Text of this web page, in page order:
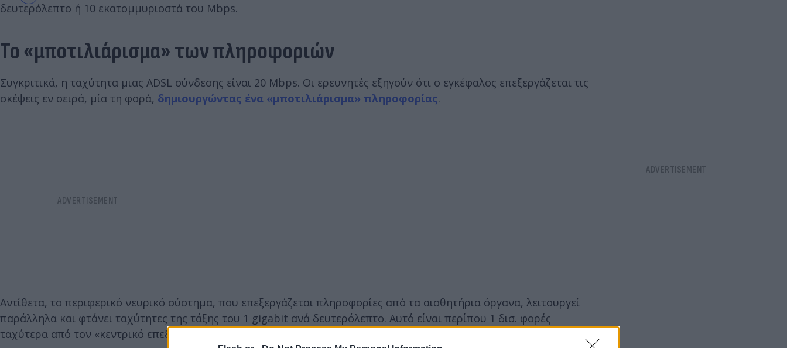
δευτερόλεπτο ή 10 εκατομμυριοστά του Mbps.
Το «μποτιλιάρισμα» των πληροφοριών
Συγκριτικά, η ταχύτητα μιας ADSL σύνδεσης είναι 20 Mbps. Οι ερευνητές εξηγούν ότι ο εγκέφαλος επεξεργάζεται τις
σκέψεις εν σειρά, μία τη φορά, δημιουργώντας ένα «μποτιλιάρισμα» πληροφορίας.
Αντίθετα, το περιφερικό νευρικό σύστημα, που επεξεργάζεται πληροφορίες από τα αισθητήρια όργανα, λειτουργεί
παράλληλα και φτάνει ταχύτητες της τάξης του 1 gigabit ανά δευτερόλεπτο. Αυτό είναι περίπου 1 δισ. φορές
ταχύτερα από τον «κεντρικό επεξεργαστή» μας.